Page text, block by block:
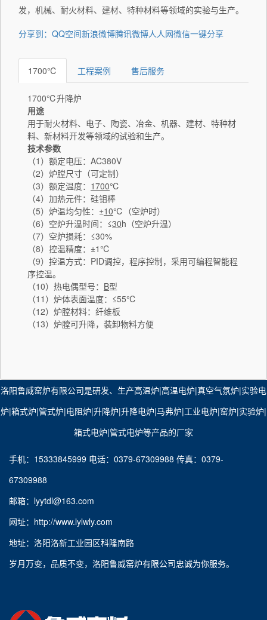
发，机械、耐火材料、建材、特种材料等领域的实验与生产。
分享到： QQ空间新浪微博腾讯微博人人网微信一键分享
1700℃ 工程案例 售后服务
1700℃升降炉
用途
用于耐火材料、电子、陶瓷、冶金、机器、建材、特种材
料、新材料开发等领域的试验和生产。
技术参数
（1）额定电压：AC380V
（2）炉膛尺寸（可定制）
（3）额定温度： 1700℃
（4）加热元件：硅钼棒
（5）炉温均匀性：±10℃（空炉时）
（6）空炉升温时间：≤30h（空炉升温）
（7）空炉损耗：≤30%
（8）控温精度：±1℃
（9）控温方式：PID调控，程序控制，采用可编程智能程
序控温。
（10）热电偶型号： B型
（11）炉体表面温度：≤55℃
（12）炉膛材料：纤维板
（13）炉膛可升降，装卸物料方便
洛阳鲁威窑炉有限公司是研发、生产高温炉|高温电炉|真空气氛炉|​实验电
炉|箱式炉|管式炉|电阻炉|升降炉|升降电炉|马弗炉|工业电炉|窑炉|​实验炉|​
箱式电炉​|管式电炉等产品的厂家
手机：15333845999 电话：0379-67309988 传真：0379-
67309988
邮箱：lyytdl@163.com
网址：http://www.lylwly.com
地址：洛阳洛新工业园区科隆南路
岁月万变，品质不变，洛阳鲁威窑炉有限公司忠诚为你服务。